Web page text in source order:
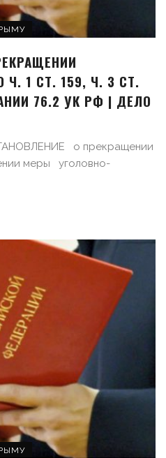
1 СТ. 159, Ч. 3 СТ.
76.2 УК РФ | ДЕЛО
о прекращении
меры уголовно-